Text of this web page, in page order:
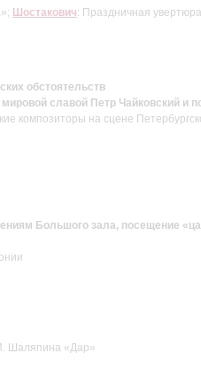
Шостакович: Праздничная
обстоятельств
славой Петр Чайковский и
композиторы на сцене
Большого зала, посещение
Шаляпина «Дар»